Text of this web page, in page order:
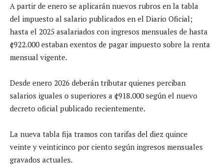
A partir de enero se aplicarán nuevos rubros en la tabla
del impuesto al salario publicados en el Diario Oficial;
hasta el 2025 asalariados con ingresos mensuales de hasta
¢922.000 estaban exentos de pagar impuesto sobre la renta
mensual vigente.
Desde enero 2026 deberán tributar quienes perciban
salarios iguales o superiores a ¢918.000 según el nuevo
decreto oficial publicado recientemente.
La nueva tabla fija tramos con tarifas del diez quince
veinte y veinticinco por ciento según ingresos mensuales
gravados actuales.